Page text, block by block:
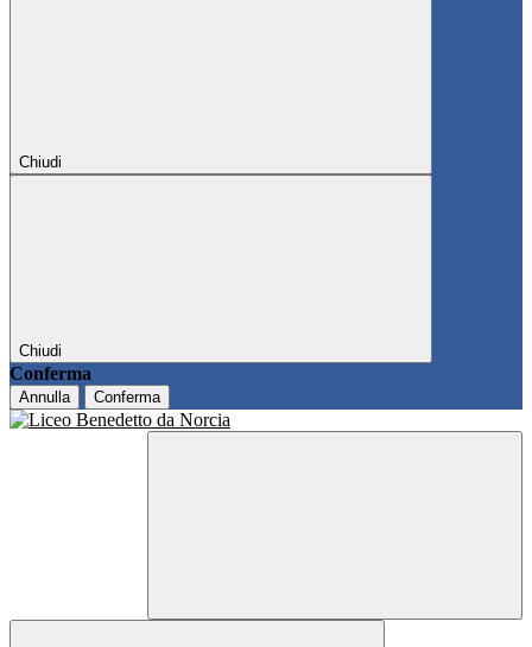
Chiudi
Chiudi
Conferma
Annulla Conferma